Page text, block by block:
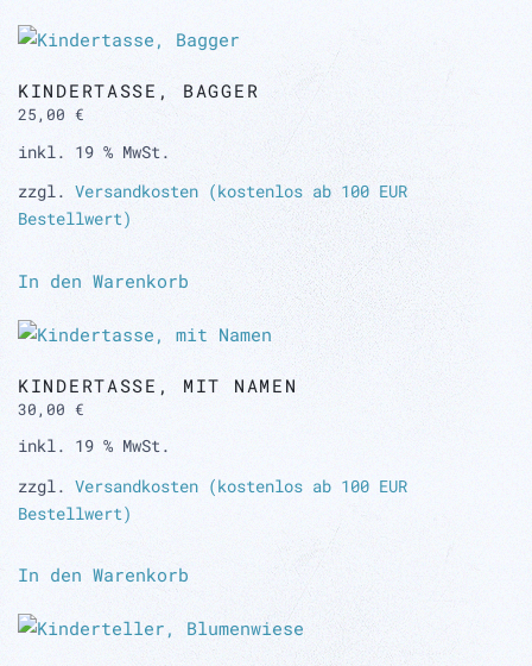
KINDERTASSE, BAGGER
25,00 €
inkl. 19 % MwSt.
zzgl. Versandkosten (kostenlos ab 100 EUR
Bestellwert)
In den Warenkorb
KINDERTASSE, MIT NAMEN
30,00 €
inkl. 19 % MwSt.
zzgl. Versandkosten (kostenlos ab 100 EUR
Bestellwert)
In den Warenkorb